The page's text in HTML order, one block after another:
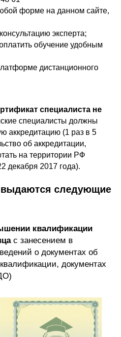
форме на данном сайте,
эксперта;
обучение удобным
дистанционного
специалиста не
специалисты должны
аккредитацию (1 раз в 5
об аккредитации,
на территории РФ
декабря 2017 года).
выдаются следующие
квалификации
с занесением в
о документах об
документах